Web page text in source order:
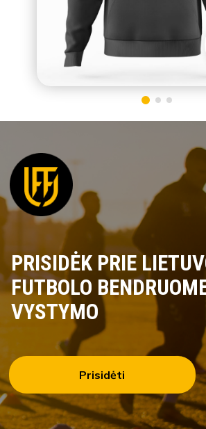
PRISIDĖK PRIE
FUTBOLO
VYSTYMO
Prisidėti